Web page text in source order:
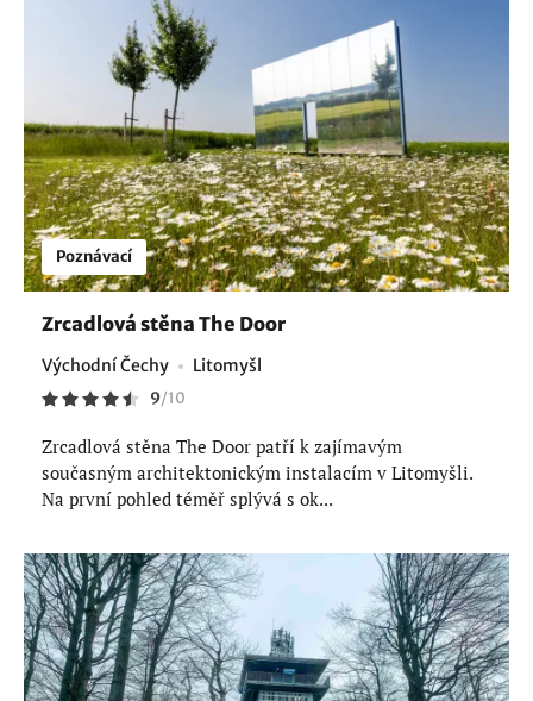
Poznávací
Zrcadlová stěna The Door
Východní Čechy Litomyšl
9/10
Zrcadlová stěna The Door patří k zajímavým
současným architektonickým instalacím v Litomyšli.
Na první pohled téměř splývá s ok...